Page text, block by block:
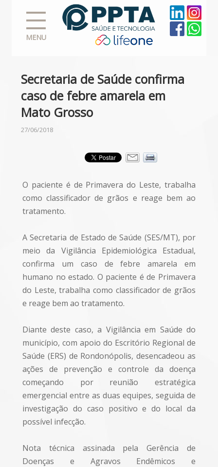
MENU
Secretaria de Saúde confirma
caso de febre amarela em
Mato Grosso
27/06/2018
O paciente é de Primavera do Leste, trabalha
como classificador de grãos e reage bem ao
tratamento.
A Secretaria de Estado de Saúde (SES/MT), por
meio da Vigilância Epidemiológica Estadual,
confirma um caso de febre amarela em
humano no estado. O paciente é de Primavera
do Leste, trabalha como classificador de grãos
e reage bem ao tratamento.
Diante deste caso, a Vigilância em Saúde do
município, com apoio do Escritório Regional de
Saúde (ERS) de Rondonópolis, desencadeou as
ações de prevenção e controle da doença
começando por reunião estratégica
emergencial entre as duas equipes, seguida de
investigação do caso positivo e do local da
possível infecção.
Nota técnica assinada pela Gerência de
Doenças e Agravos Endêmicos e